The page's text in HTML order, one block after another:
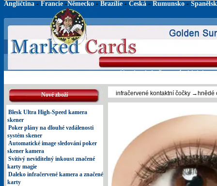
Angličtina- Francie-Německo- Brazílie- Česká - Rumunsko-
Úvod Infračervené objektivy
Nové zboží
Blesk Ultra High-Speed kamera
skener
Poker plány na dlouhé vzdálenosti
systém skener
Automatické image sledování poker
skener kamera
Svítivý neviditelný inkoust značené
karty magie
Daleko infračervené kamera a značené
karty
infračervené kontaktní čočky→hnědé